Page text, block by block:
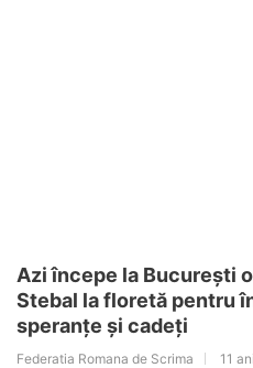
Azi începe la București
Stebal la floretă pentru
speranțe și cadeți
Federatia Romana de Scrima 11 ani